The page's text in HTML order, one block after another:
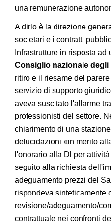
una remunerazione
A dirlo è la direzione
societari e i contratti
Infrastrutture in risposta ad
Consiglio nazionale degli
ritiro e il riesame del
servizio di supporto
aveva suscitato l'allarme
professionisti del settore.
chiarimento di una
delucidazioni «in merito
l'onorario alla Dl per
seguito alla richiesta
adeguamento prezzi del
rispondeva sinteticamente
revisione/adeguamento/
contrattuale nei confronti